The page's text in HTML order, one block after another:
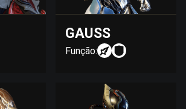
GAUSS
Função: